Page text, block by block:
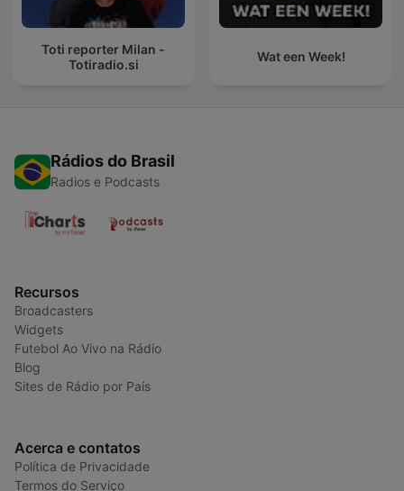
Toti reporter Milan -
Totiradio.si
Wat een Week!
Rádios do Brasil
Radios e Podcasts
Recursos
Broadcasters
Widgets
Futebol Ao Vivo na Rádio
Blog
Sites de Rádio por País
Acerca e contatos
Política de Privacidade
Termos do Serviço